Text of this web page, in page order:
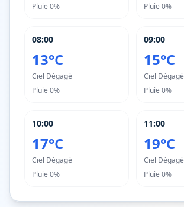
Pluie 0%
Pluie 0%
08:00
13°C
Ciel Dégagé
Pluie 0%
09:00
15°C
Ciel Dégagé
Pluie 0%
10:00
17°C
Ciel Dégagé
Pluie 0%
11:00
19°C
Ciel Dégagé
Pluie 0%